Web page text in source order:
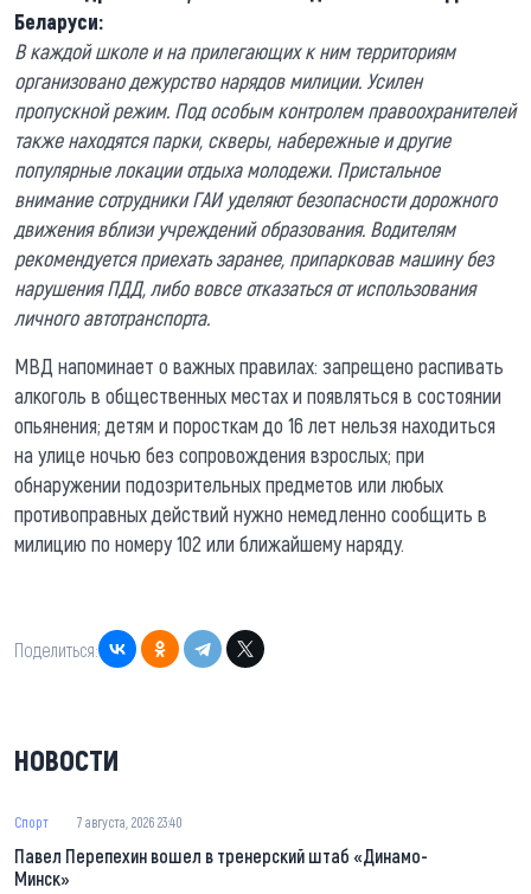
Беларуси:
В каждой школе и на прилегающих к ним территориям
организовано дежурство нарядов милиции. Усилен
пропускной режим. Под особым контролем правоохранителей
также находятся парки, скверы, набережные и другие
популярные локации отдыха молодежи. Пристальное
внимание сотрудники ГАИ уделяют безопасности дорожного
движения вблизи учреждений образования. Водителям
рекомендуется приехать заранее, припарковав машину без
нарушения ПДД, либо вовсе отказаться от использования
личного автотранспорта.
МВД напоминает о важных правилах: запрещено распивать
алкоголь в общественных местах и появляться в состоянии
опьянения; детям и поросткам до 16 лет нельзя находиться
на улице ночью без сопровождения взрослых; при
обнаружении подозрительных предметов или любых
противоправных действий нужно немедленно сообщить в
милицию по номеру 102 или ближайшему наряду.
Поделиться:
НОВОСТИ
Спорт 7 августа, 2026 23:40
Павел Перепехин вошел в тренерский штаб «Динамо-
Минск»